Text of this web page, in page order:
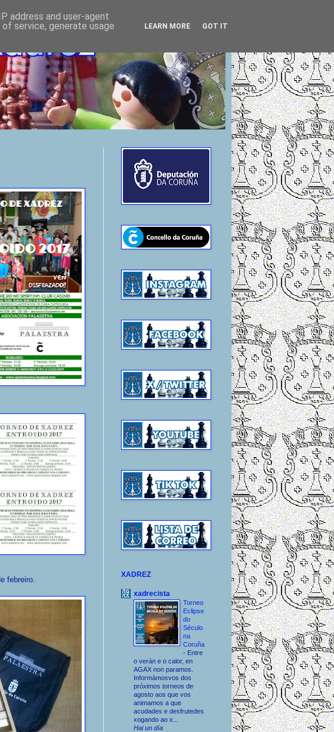
febreiro.
XADREZ
xadrecista
Torneo
Eclipse
do
Século
na
Coruña
- Entre
o verán e o calor, en
AGAX non paramos.
Informámosvos dos
próximos torneos de
agosto aos que vos
animamos a que
acudades e desfrutedes
xogando ao x...
Hai un día
address and user-agent
service, generate usage
LEARN MORE GOT IT